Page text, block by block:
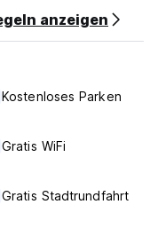
1 EUR pro
16 Jahre.
original language)
anzeigen
Kostenloses Parken
Gratis WiFi
Gratis Stadtrundfahrt